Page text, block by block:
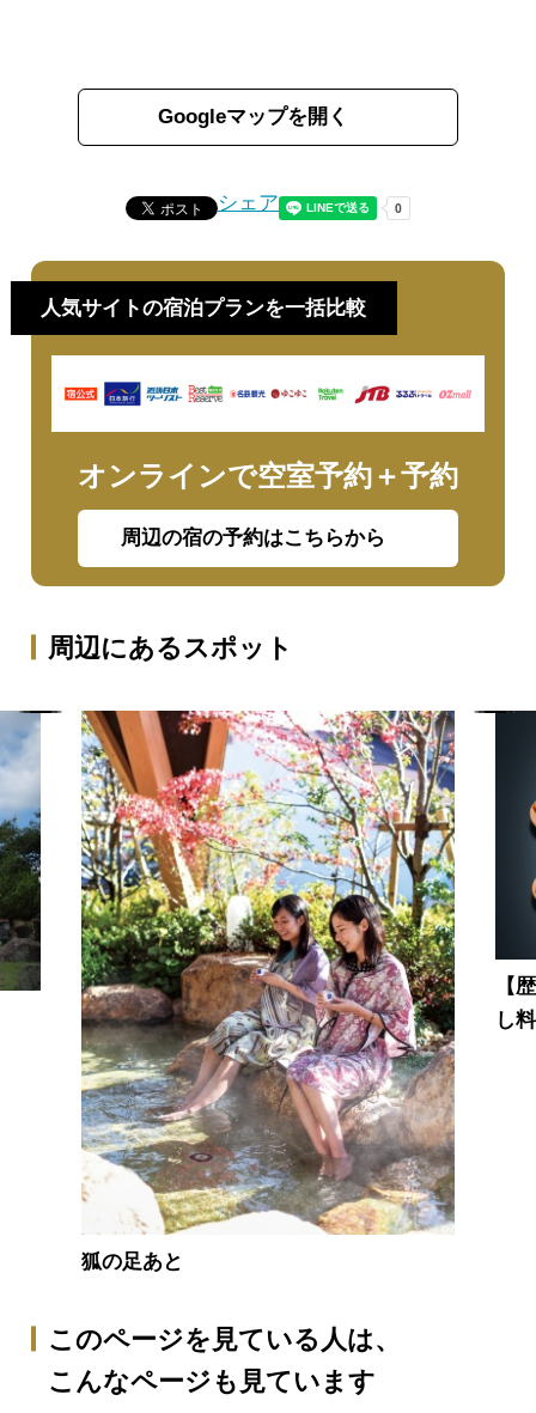
Googleマップを開く
シェア
人気サイトの宿泊プランを一括比較
オンラインで空室予約＋予約
周辺の宿の予約はこちらから
周辺にあるスポット
狐の足あと
【
し
このページを見ている人は、
こんなページも見ています